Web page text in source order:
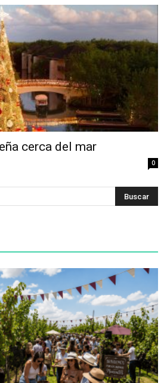
cerca del mar
0